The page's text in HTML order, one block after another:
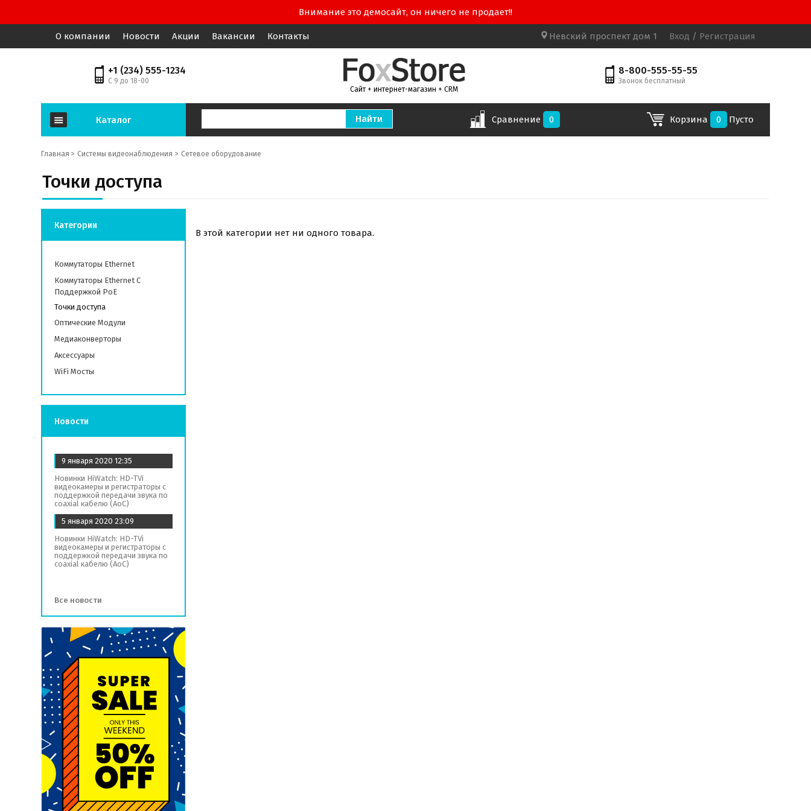
Внимание это демосайт, он ничего не продает!!
О компании Новости Акции Вакансии Контакты Невский проспект дом 1 Вход / Регистрация
+1 (234) 555-1234
С 9 до 18-00
Сайт + интернет-магазин + CRM
8-800-555-55-55
Звонок бесплатный
Каталог Сравнение 0 Корзина 0 Пусто
Главная > Системы видеонаблюдения Сетевое оборудование
Точки доступа
Категории
Коммутаторы Ethernet
Коммутаторы Ethernet С
Поддержкой PoE
Точки доступа
Оптические Модули
Медиаконверторы
Аксессуары
WiFi Мосты
Новости
9 января 2020 12:35
Новинки HiWatch: HD-TVi
видеокамеры и регистраторы с
поддержкой передачи звука по
coaxial кабелю (AoC)
5 января 2020 23:09
Новинки HiWatch: HD-TVi
видеокамеры и регистраторы с
поддержкой передачи звука по
coaxial кабелю (AoC)
Все новости
В этой категории нет ни одного товара.